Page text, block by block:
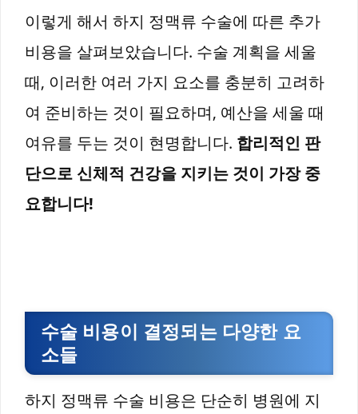
이렇게 해서 하지 정맥류 수술에 따른 추가
비용을 살펴보았습니다. 수술 계획을 세울
때, 이러한 여러 가지 요소를 충분히 고려하
여 준비하는 것이 필요하며, 예산을 세울 때
여유를 두는 것이 현명합니다. 합리적인 판
단으로 신체적 건강을 지키는 것이 가장 중
요합니다!
수술 비용이 결정되는 다양한 요
소들
하지 정맥류 수술 비용은 단순히 병원에 지